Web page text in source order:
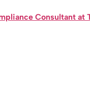
Consultant at